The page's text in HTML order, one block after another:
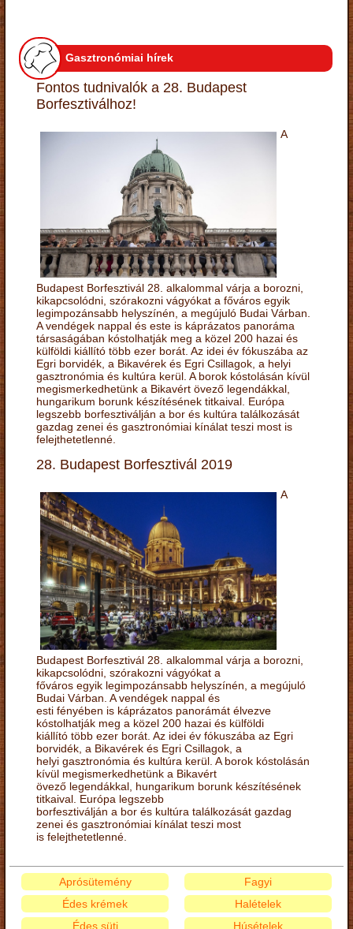
Gasztronómiai hírek
Fontos tudnivalók a 28. Budapest
Borfesztiválhoz!
A
Budapest Borfesztivál 28. alkalommal várja a borozni,
kikapcsolódni, szórakozni vágyókat a főváros egyik
legimpozánsabb helyszínén, a megújuló Budai Várban.
A vendégek nappal és este is káprázatos panoráma
társaságában kóstolhatják meg a közel 200 hazai és
külföldi kiállító több ezer borát. Az idei év fókuszába az
Egri borvidék, a Bikavérek és Egri Csillagok, a helyi
gasztronómia és kultúra kerül. A borok kóstolásán kívül
megismerkedhetünk a Bikavért övező legendákkal,
hungarikum borunk készítésének titkaival. Európa
legszebb borfesztiválján a bor és kultúra találkozását
gazdag zenei és gasztronómiai kínálat teszi most is
felejthetetlenné.
28. Budapest Borfesztivál 2019
A
Budapest Borfesztivál 28. alkalommal várja a borozni,
kikapcsolódni, szórakozni vágyókat a
főváros egyik legimpozánsabb helyszínén, a megújuló
Budai Várban. A vendégek nappal és
esti fényében is káprázatos panorámát élvezve
kóstolhatják meg a közel 200 hazai és külföldi
kiállító több ezer borát. Az idei év fókuszába az Egri
borvidék, a Bikavérek és Egri Csillagok, a
helyi gasztronómia és kultúra kerül. A borok kóstolásán
kívül megismerkedhetünk a Bikavért
övező legendákkal, hungarikum borunk készítésének
titkaival. Európa legszebb
borfesztiválján a bor és kultúra találkozását gazdag
zenei és gasztronómiai kínálat teszi most
is felejthetetlenné.
Aprósütemény
Édes krémek
Édes süti
Fagyi
Halételek
Húsételek